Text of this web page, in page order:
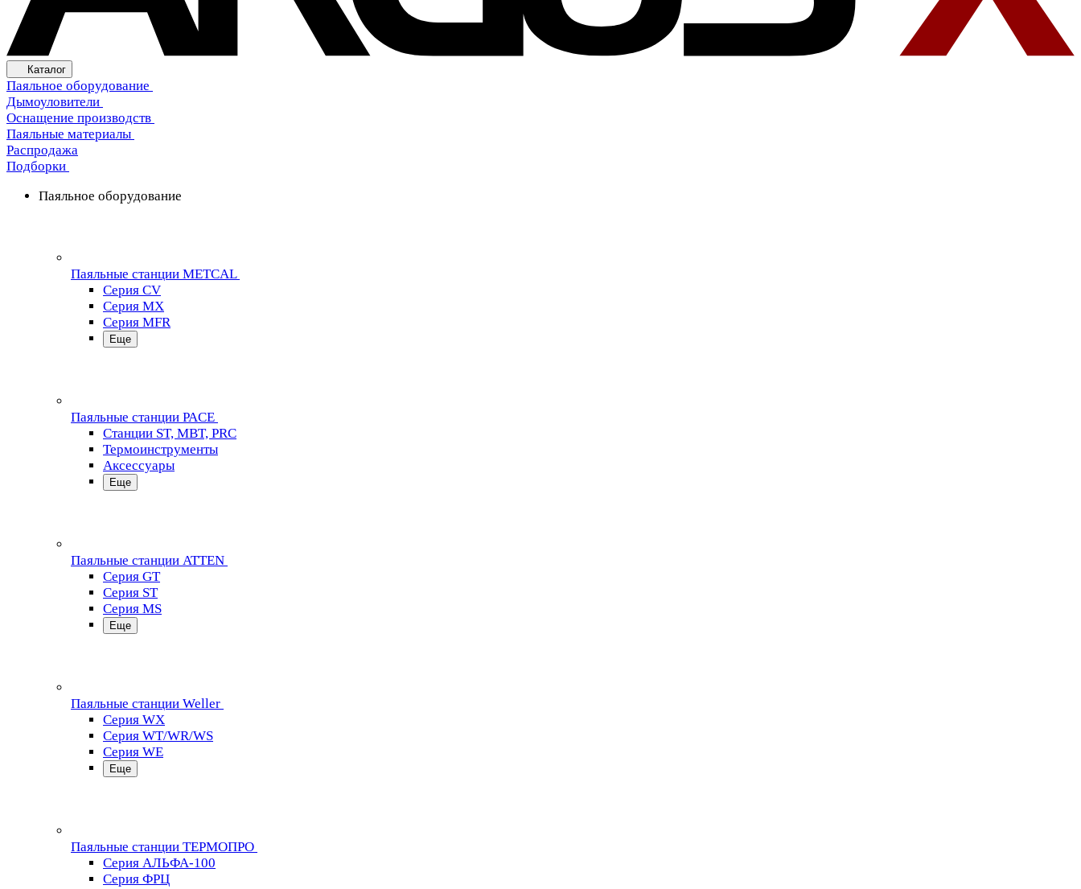
Каталог
Паяльное оборудование
Дымоуловители
Оснащение производств
Паяльные материалы
Распродажа
Подборки
Паяльное оборудование
Паяльные станции METCAL
Серия CV
Серия MX
Серия MFR
Еще
Паяльные станции PACE
Станции ST, MBT, PRC
Термоинструменты
Аксессуары
Еще
Паяльные станции ATTEN
Серия GT
Серия ST
Серия MS
Еще
Паяльные станции Weller
Серия WX
Серия WT/WR/WS
Серия WE
Еще
Паяльные станции ТЕРМОПРО
Серия АЛЬФА-100
Серия ФРЦ